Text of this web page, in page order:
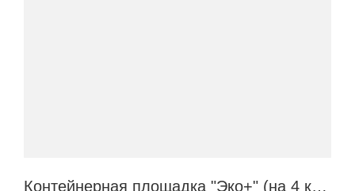
Контейнерная площадка "Эко+" (на 4 контейнера)